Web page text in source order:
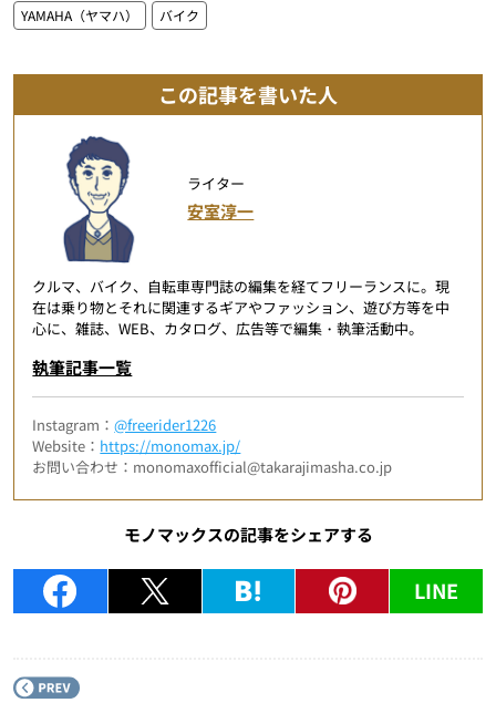
YAMAHA（ヤマハ） バイク
この記事を書いた人
ライター
安室淳一
クルマ、バイク、自転車専門誌の編集を経てフリーランスに。現
在は乗り物とそれに関連するギアやファッション、遊び方等を中
心に、雑誌、WEB、カタログ、広告等で編集・執筆活動中。
執筆記事一覧
Instagram：@freerider1226
Website： https://monomax.jp/
お問い合わせ：monomaxofficial@takarajimasha.co.jp
モノマックスの記事をシェアする
LINE